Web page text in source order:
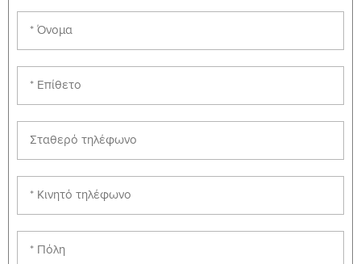
Business Communications 6
BADM-
332
COMM-
200
Business and Professional
Communication
English Composition 6
Section: E Computer Electives
Notes: Or any other COMP-, MIS-, or MULT- course